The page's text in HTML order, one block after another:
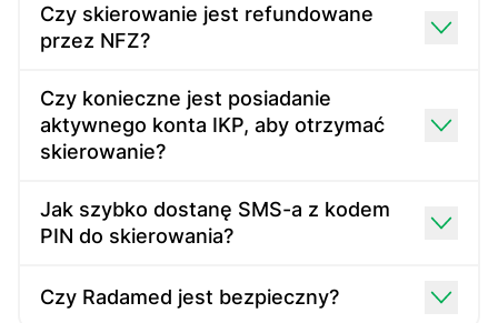
Czy skierowanie jest refundowane
przez NFZ?
Czy konieczne jest posiadanie
aktywnego konta IKP, aby otrzymać
skierowanie?
Jak szybko dostanę SMS-a z kodem
PIN do skierowania?
Czy Radamed jest bezpieczny?